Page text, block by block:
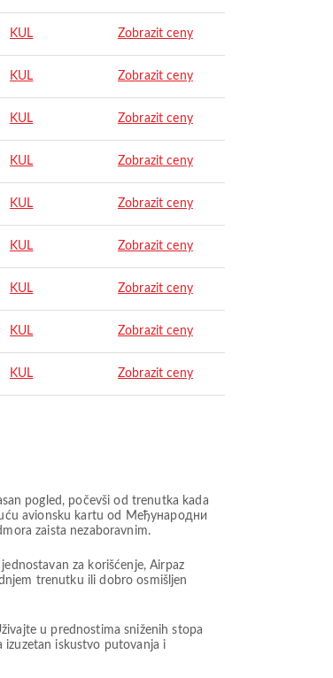
KUL Zobrazit ceny
KUL Zobrazit ceny
KUL Zobrazit ceny
KUL Zobrazit ceny
KUL Zobrazit ceny
KUL Zobrazit ceny
KUL Zobrazit ceny
KUL Zobrazit ceny
KUL Zobrazit ceny
pogled, počevši od trenutka kada
avionsku kartu od Међународни
zaista nezaboravnim.
za korišćenje, Airpaz
trenutku ili dobro osmišljen
u prednostima sniženih stopa
izuzetan iskustvo putovanja i